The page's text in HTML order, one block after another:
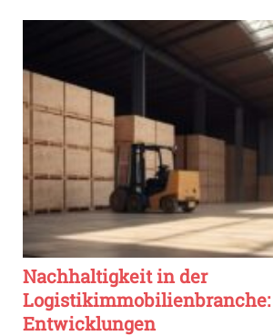
Nachhaltigkeit in der
Logistikimmobilienbranche:
Entwicklungen